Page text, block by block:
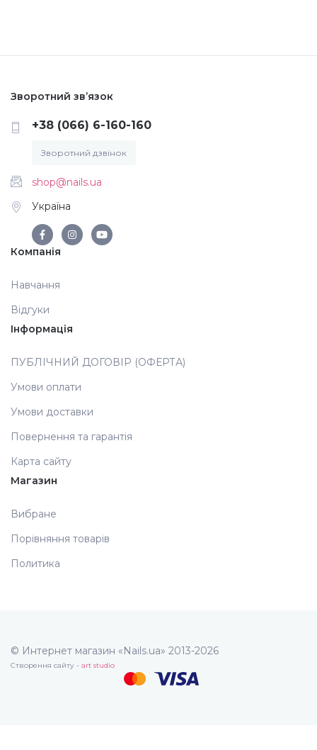
Зворотний зв’язок
+38 (066) 6-160-160
Зворотний дзвінок
shop@nails.ua
Україна
Компанія
Навчання
Відгуки
Інформація
ПУБЛІЧНИЙ ДОГОВІР (ОФЕРТА)
Умови оплати
Умови доставки
Повернення та гарантія
Карта сайту
Магазин
Вибране
Порівняння товарів
Политика
© Интернет магазин «Nails.ua» 2013-2026
Створення сайту - art studio